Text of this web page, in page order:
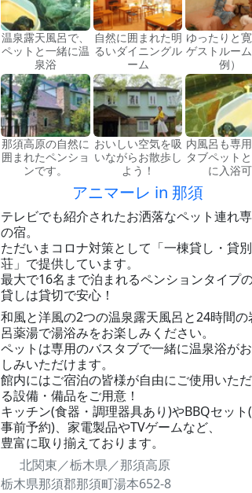
温泉露天風呂で、
ペットと一緒に温
泉浴
自然に囲まれた明
るいダイニングル
ーム
ゆったりと
ゲストルー
例）
那須高原の自然に
囲まれたペンショ
ンです。
おいしい空気を吸
いながらお散歩し
よう！
内風呂も専
タブペット
に入浴可
アニマーレ in 那須
テレビでも紹介されたお洒落なペット連れ
の宿。
ただいまコロナ対策として「一棟貸し・貸別
荘」で提供しています。
最大で16名まで泊まれるペンションタイプ
貸しは貸切で安心！
和風と洋風の2つの温泉露天風呂と24時間の
呂薬湯で湯浴みをお楽しみください。
ペットは専用のバスタブで一緒に温泉浴が
しみいただけます。
館内にはご宿泊の皆様が自由にご使用いた
る設備・備品をご用意！
キッチン(食器・調理器具あり)やBBQセット
事前予約)、家電製品やTVゲームなど、
豊富に取り揃えております。
北関東／栃木県／那須高原
栃木県那須郡那須町湯本652-8